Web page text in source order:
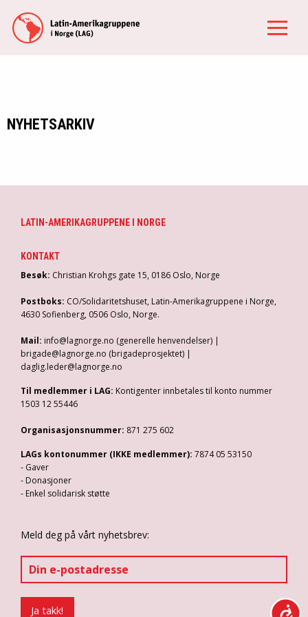
NYHETSARKIV
LATIN-AMERIKAGRUPPENE I NORGE
KONTAKT
Besøk: Christian Krohgs gate 15, 0186 Oslo, Norge
Postboks: CO/Solidaritetshuset, Latin-Amerikagruppene i Norge,
4630 Sofienberg, 0506 Oslo, Norge.
Mail: info@lagnorge.no (generelle henvendelser) |
brigade@lagnorge.no (brigadeprosjektet) |
daglig.leder@lagnorge.no
Til medlemmer i LAG: Kontigenter innbetales til konto nummer
1503 12 55446
Organisasjonsnummer: 871 275 602
LAGs kontonummer (IKKE medlemmer): 7874 05 53150
- Gaver
- Donasjoner
- Enkel solidarisk støtte
Meld deg på vårt nyhetsbrev: